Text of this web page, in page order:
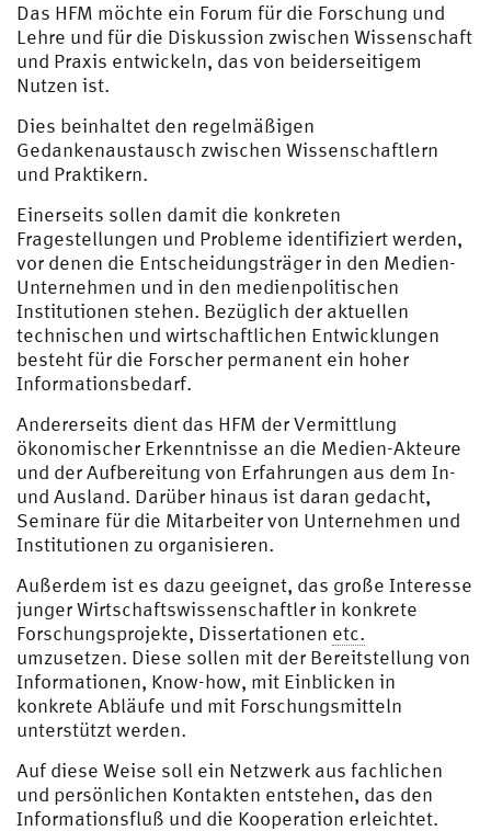
Das HFM möchte ein Forum für die Forschung und
Lehre und für die Diskussion zwischen Wissenschaft
und Praxis entwickeln, das von beiderseitigem
Nutzen ist.
Dies beinhaltet den regelmäßigen
Gedankenaustausch zwischen Wissenschaftlern
und Praktikern.
Einerseits sollen damit die konkreten
Fragestellungen und Probleme identifiziert werden,
vor denen die Entscheidungsträger in den Medien-
Unternehmen und in den medienpolitischen
Institutionen stehen. Bezüglich der aktuellen
technischen und wirtschaftlichen Entwicklungen
besteht für die Forscher permanent ein hoher
Informationsbedarf.
Andererseits dient das HFM der Vermittlung
ökonomischer Erkenntnisse an die Medien-Akteure
und der Aufbereitung von Erfahrungen aus dem In-
und Ausland. Darüber hinaus ist daran gedacht,
Seminare für die Mitarbeiter von Unternehmen und
Institutionen zu organisieren.
Außerdem ist es dazu geeignet, das große Interesse
junger Wirtschaftswissenschaftler in konkrete
Forschungsprojekte, Dissertationen etc.
umzusetzen. Diese sollen mit der Bereitstellung von
Informationen, Know-how, mit Einblicken in
konkrete Abläufe und mit Forschungsmitteln
unterstützt werden.
Auf diese Weise soll ein Netzwerk aus fachlichen
und persönlichen Kontakten entstehen, das den
Informationsfluß und die Kooperation erleichtet.